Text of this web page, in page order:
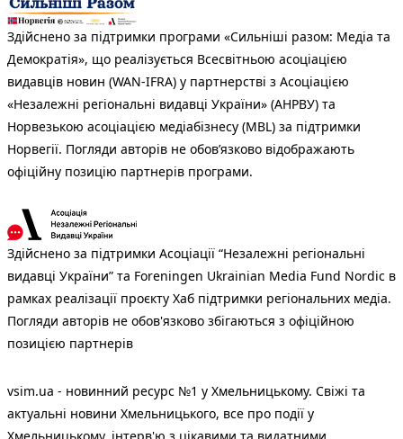
Здійснено за підтримки програми «Сильніші разом: Медіа та
Демократія», що реалізується Всесвітньою асоціацією
видавців новин (WAN-IFRA) у партнерстві з Асоціацією
«Незалежні регіональні видавці України» (АНРВУ) та
Норвезькою асоціацією медіабізнесу (MBL) за підтримки
Норвегії. Погляди авторів не обов’язково відображають
офіційну позицію партнерів програми.
Здійснено за підтримки Асоціації “Незалежні регіональні
видавці України” та Foreningen Ukrainian Media Fund Nordic в
рамках реалізації проєкту Хаб підтримки регіональних медіа.
Погляди авторів не обов'язково збігаються з офіційною
позицією партнерів
vsim.ua - новинний ресурс №1 у Хмельницькому. Свіжі та
актуальні новини Хмельницького, все про події у
Хмельницькому, інтерв'ю з цікавими та видатними